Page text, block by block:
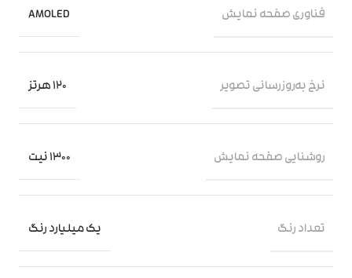
فناوری صفحه‌ نمایش AMOLED
نرخ به‌روزرسانی تصویر 120 هرتز
روشنایی صفحه نمایش 1300 نیت
تعداد رنگ یک میلیارد رنگ